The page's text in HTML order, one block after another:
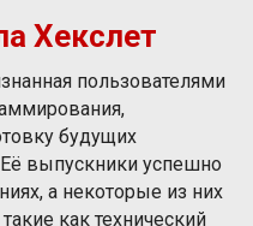
Хекслет
пользователями
будущих
выпускники успешно
а некоторые из них
как технический